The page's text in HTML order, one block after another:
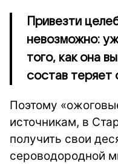
Привезти
невозможно:
того, как она
состав теряет
Поэтому
источникам, в
получить свои
сероводородной